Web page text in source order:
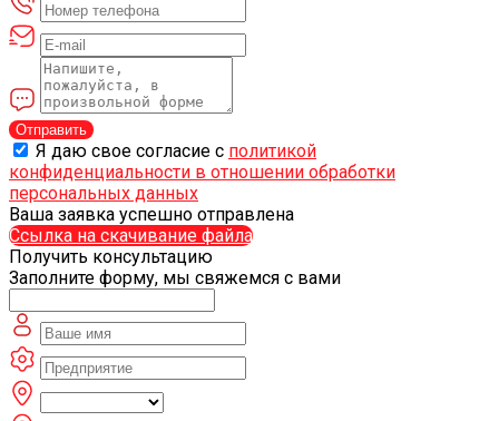
Отправить
Я даю свое согласие с политикой
конфиденциальности в отношении обработки
персональных данных
Ваша заявка успешно отправлена
Ссылка на скачивание файла
Получить консультацию
Заполните форму, мы свяжемся с вами